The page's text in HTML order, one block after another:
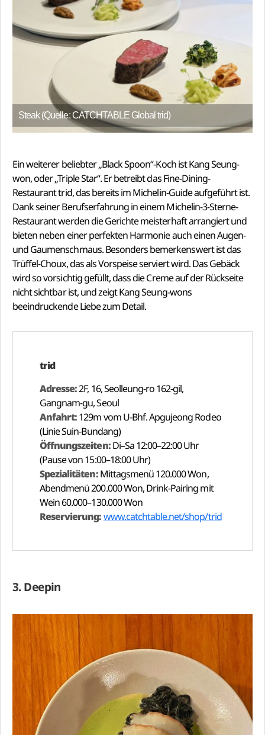
Steak (Quelle: CATCHTABLE Global trid)
Ein weiterer beliebter „Black Spoon“-Koch ist Kang Seung-
won, oder „Triple Star“. Er betreibt das Fine-Dining-
Restaurant trid, das bereits im Michelin-Guide aufgeführt ist.
Dank seiner Berufserfahrung in einem Michelin-3-Sterne-
Restaurant werden die Gerichte meisterhaft arrangiert und
bieten neben einer perfekten Harmonie auch einen Augen-
und Gaumenschmaus. Besonders bemerkenswert ist das
Trüffel-Choux, das als Vorspeise serviert wird. Das Gebäck
wird so vorsichtig gefüllt, dass die Creme auf der Rückseite
nicht sichtbar ist, und zeigt Kang Seung-wons
beeindruckende Liebe zum Detail.
trid
Adresse:2F, 16, Seolleung-ro 162-gil,
Gangnam-gu, Seoul
Anfahrt:129m vom U-Bhf. Apgujeong Rodeo
(Linie Suin-Bundang)
Öffnungszeiten:Di–Sa 12:00–22:00 Uhr
(Pause von 15:00–18:00 Uhr)
Spezialitäten:Mittagsmenü 120.000 Won,
Abendmenü 200.000 Won, Drink-Pairing mit
Wein 60.000–130.000 Won
Reservierung:www.catchtable.net/shop/trid
3. Deepin